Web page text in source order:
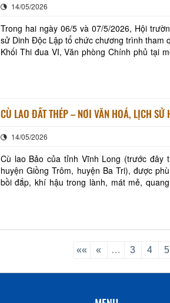
14/05/2026
Trong hai ngày 06/5 và 07/5/2026, Hội
sử Dinh Độc Lập tổ chức chương trình tham
Khối Thi đua VI, Văn phòng Chính phủ tại
CÙ LAO ĐẤT THÉP – NƠI VĂN HOÁ, LỊCH
14/05/2026
Cù lao Bảo của tỉnh Vĩnh Long (trước đây
huyện Giồng Trôm, huyện Ba Tri), được
bồi đắp, khí hậu trong lành, mát mẻ,
«« « … 3 4 5